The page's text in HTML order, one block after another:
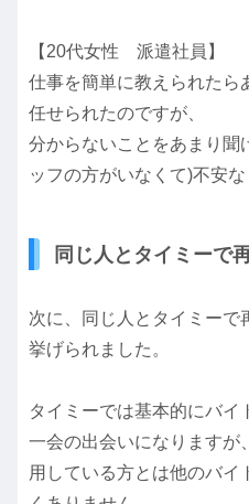
【20代女性 派遣社員】
仕事を簡単に教えられたら
任せられたのですが、
分からないことをあまり聞
ッフの方がいなくて)不安
同じ人とタイミーで
次に、同じ人とタイミーで
挙げられました。
タイミーでは基本的にバイ
一会の出会いになりますが
用している方とは他のバイ